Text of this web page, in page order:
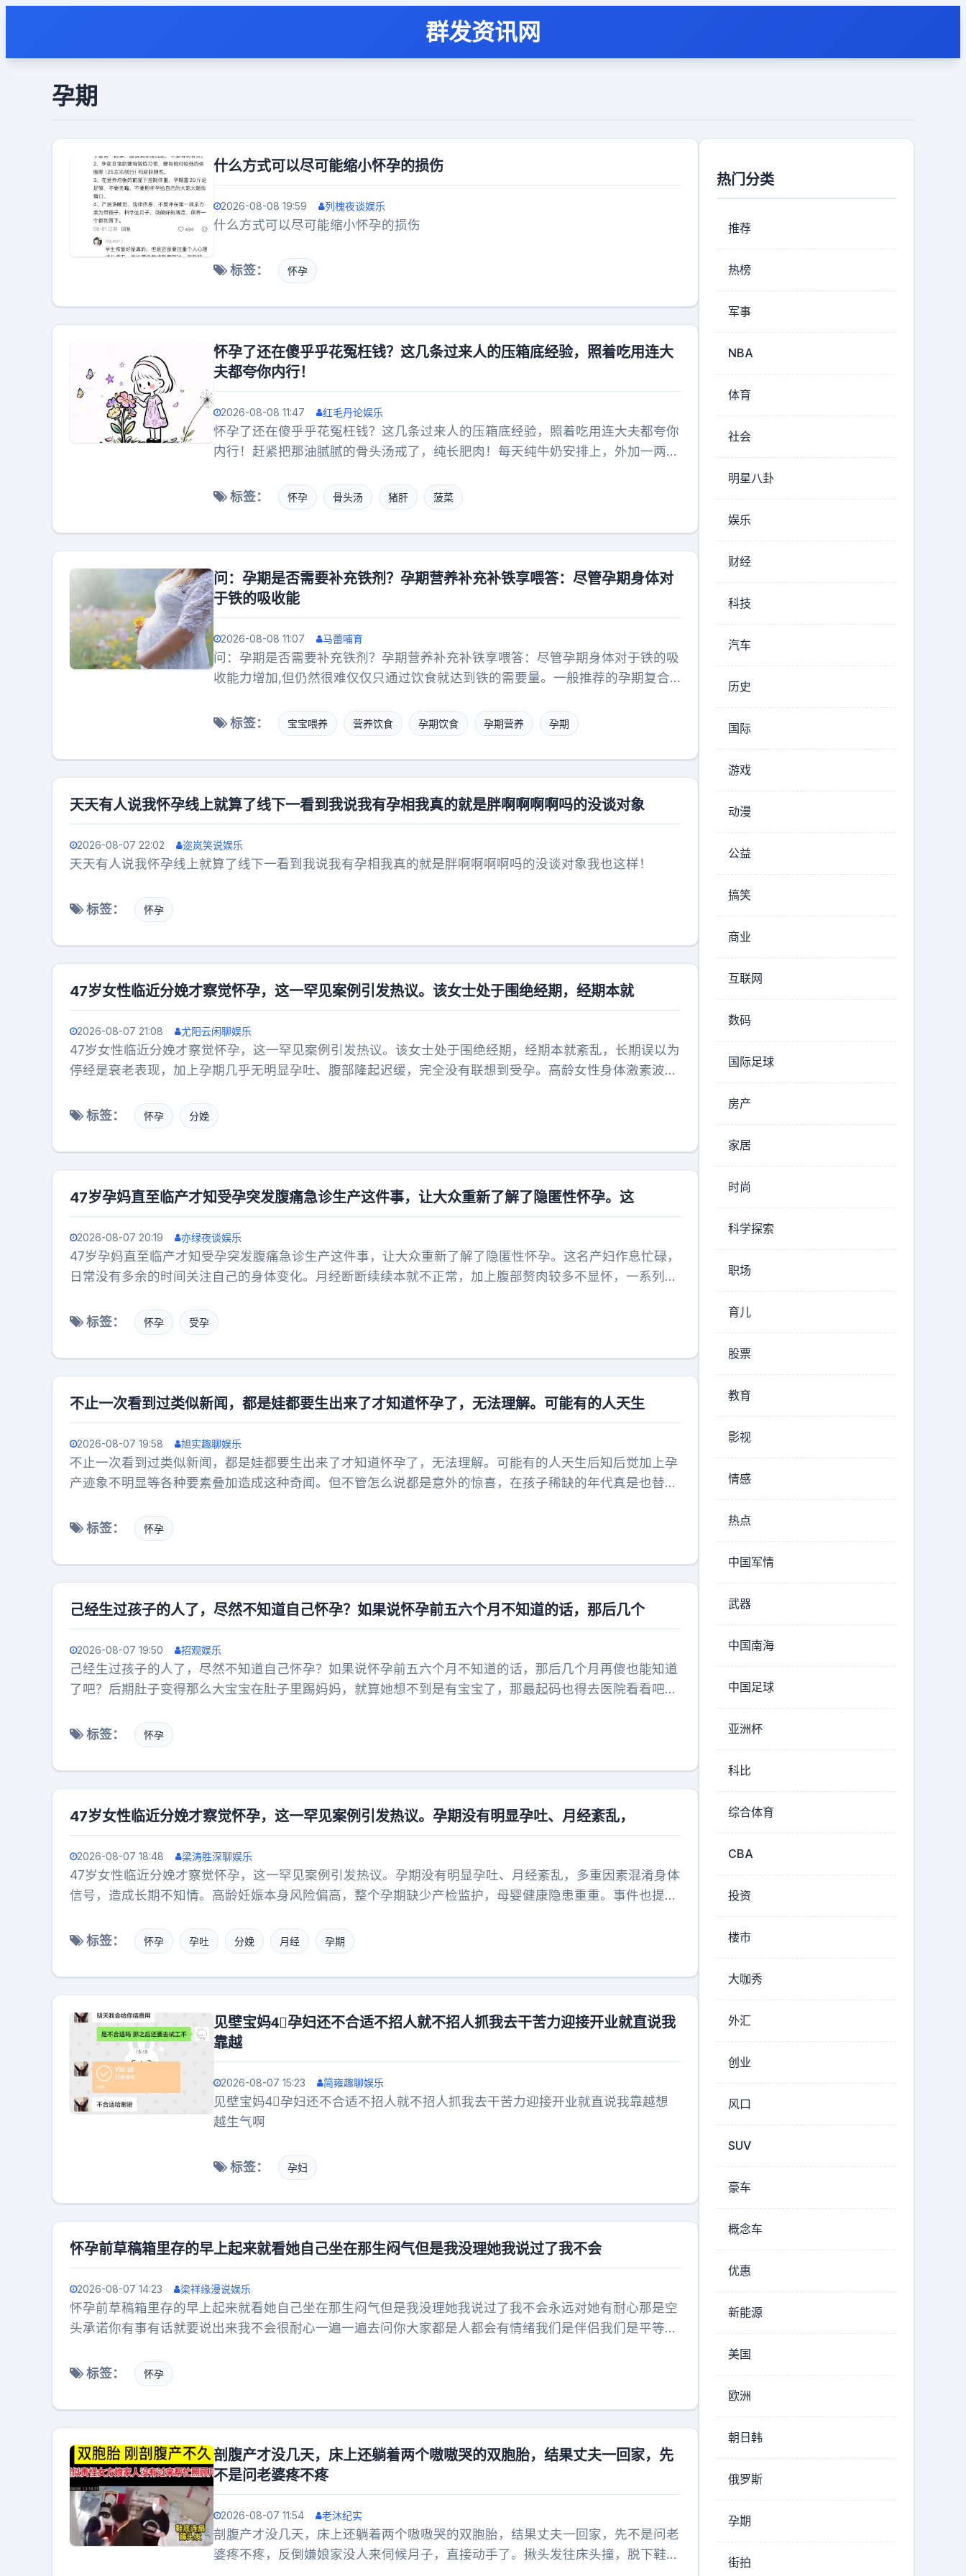
群发资讯网
孕期
什么方式可以尽可能缩小怀孕的损伤
2026-08-08 19:59 列槐夜谈娱乐
什么方式可以尽可能缩小怀孕的损伤
标签： 怀孕
怀孕了还在傻乎乎花冤枉钱？这几条过来人的压箱底经验，照着吃用连大
夫都夸你内行！
2026-08-08 11:47 红毛丹论娱乐
怀孕了还在傻乎乎花冤枉钱？这几条过来人的压箱底经验，照着吃用连大夫都夸你
内行！赶紧把那油腻腻的骨头汤戒了，纯长肥肉！每天纯牛奶安排上，外加一两个
份到了吃法也得变：满三个月把核桃当零食；四个月一到，菠菜猪肝补铁得跟上；
五个月前千万记得把防纹油涂起来！平时嘴馋就啃苹果橙子，嚼点黑芝麻坚果，垃
圾食品绝对别碰。洗澡水温热就行，人挤人的地方少去凑热闹。当妈本来就够辛苦
了，你怀孕那会儿还踩过啥离谱的坑没？
标签： 怀孕 骨头汤 猪肝 菠菜
问：孕期是否需要补充铁剂？孕期营养补充补铁享喂答：尽管孕期身体对
于铁的吸收能
2026-08-08 11:07 马蕾哺育
问：孕期是否需要补充铁剂？孕期营养补充补铁享喂答：尽管孕期身体对于铁的吸
收能力增加,但仍然很难仅仅只通过饮食就达到铁的需要量。一般推荐的孕期复合
补充铁剂了。孕期的目标是一天不要超过45mg铁的摄入，如果过多的铁的摄入，
可能带来很多健康问题，比如妊娠期糖尿病、妊娠期高血压、子痫前期、流产等问
题。
标签： 宝宝喂养 营养饮食 孕期饮食 孕期营养 孕期
天天有人说我怀孕线上就算了线下一看到我说我有孕相我真的就是胖啊啊啊啊吗的没谈对象
2026-08-07 22:02 迩岚笑说娱乐
天天有人说我怀孕线上就算了线下一看到我说我有孕相我真的就是胖啊啊啊啊吗的没谈对象我也这样！
标签： 怀孕
47岁女性临近分娩才察觉怀孕，这一罕见案例引发热议。该女士处于围绝经期，经期本就
2026-08-07 21:08 尤阳云闲聊娱乐
47岁女性临近分娩才察觉怀孕，这一罕见案例引发热议。该女士处于围绝经期，经期本就紊乱，长期误以为
停经是衰老表现，加上孕期几乎无明显孕吐、腹部隆起迟缓，完全没有联想到受孕。高龄女性身体激素波动
性普遍存在认知盲区，默认高龄失去受孕可能，忽视无防护行为的风险；另一方面常规体检缺少针对性孕检
项目，没能及时筛查出妊娠。高龄意外妊娠风险极高，临产才发现大幅提升难产、母体并发症概率。案例也
提醒中年男女，绝经前仍具备生育能力，日常需做好避孕，身体异常及时检查，避免突发妊娠带来健康危
机。
标签： 怀孕 分娩
47岁孕妈直至临产才知受孕突发腹痛急诊生产这件事，让大众重新了解了隐匿性怀孕。这
2026-08-07 20:19 亦绿夜谈娱乐
47岁孕妈直至临产才知受孕突发腹痛急诊生产这件事，让大众重新了解了隐匿性怀孕。这名产妇作息忙碌，
日常没有多余的时间关注自己的身体变化。月经断断续续本就不正常，加上腹部赘肉较多不显怀，一系列巧
利落地。大儿子、大女儿一下子多了一个小妹妹，往后家里又多了一份热闹。
标签： 怀孕 受孕
不止一次看到过类似新闻，都是娃都要生出来了才知道怀孕了，无法理解。可能有的人天生
2026-08-07 19:58 旭实趣聊娱乐
不止一次看到过类似新闻，都是娃都要生出来了才知道怀孕了，无法理解。可能有的人天生后知后觉加上孕
产迹象不明显等各种要素叠加造成这种奇闻。但不管怎么说都是意外的惊喜，在孩子稀缺的年代真是也替人
标签：
怀孕
己经生过孩子的人了，尽然不知道自己怀孕？如果说怀孕前五六个月不知道的话，那后几个
2026-08-07 19:50 招观娱乐
己经生过孩子的人了，尽然不知道自己怀孕？如果说怀孕前五六个月不知道的话，那后几个月再傻也能知道
了吧？后期肚子变得那么大宝宝在肚子里踢妈妈，就算她想不到是有宝宝了，那最起码也得去医院看看吧，
标签：
怀孕
47岁女性临近分娩才察觉怀孕，这一罕见案例引发热议。孕期没有明显孕吐、月经紊乱，
2026-08-07 18:48 梁涛胜深聊娱乐
47岁女性临近分娩才察觉怀孕，这一罕见案例引发热议。孕期没有明显孕吐、月经紊乱，多重因素混淆身体
信号，造成长期不知情。高龄妊娠本身风险偏高，整个孕期缺少产检监护，母婴健康隐患重重。事件也提醒
应当及时检查，重视基础体检，避免错过孕检时机，守护自身健康安全。
标签： 怀孕 孕吐 分娩 月经 孕期
见壁宝妈4⃣️孕妇还不合适不招人就不招人抓我去干苦力迎接开业就直说我
靠越
2026-08-07 15:23 简雍趣聊娱乐
见壁宝妈4⃣️孕妇还不合适不招人就不招人抓我去干苦力迎接开业就直说我靠越想
越生气啊
标签： 孕妇
怀孕前草稿箱里存的早上起来就看她自己坐在那生闷气但是我没理她我说过了我不会
2026-08-07 14:23 梁祥缘漫说娱乐
怀孕前草稿箱里存的早上起来就看她自己坐在那生闷气但是我没理她我说过了我不会永远对她有耐心那是空
头承诺你有事有话就要说出来我不会很耐心一遍一遍去问你大家都是人都会有情绪我们是伴侣我们是平等的
大腿我发现好几次了她完全是无意识的在那掐自己伤害自己我：………（拿过马鞭）过来她：嗯？（萌萌走
过来）我：跪下双手伸出来放在椅子上…手伸直做错什么自己想我会打到你想起来为止她：那我手都要被抽
烂了òᆺó（就这么萌萌的顶嘴）我：那是你的问题从现在开始我打一下能想起来你就说想不起来你就数数错
了打你十下她：……那我的手真要被抽烂了（话是这样说但还是一动没动…）我：也可以抽别的地方她：•͈₃•͈
比如呢我：直起身腿再分开点她：哦…啊！我：比如😊她被我抽了一下腿蜷缩着捂腿我又抽了一下她后背她
疼过以后自己跪好伸出双手放在椅子上低着头其实就是觉得我有孩子以后不会更在意她了…就这点事挨顿
揍…
标签： 怀孕
剖腹产才没几天，床上还躺着两个嗷嗷哭的双胞胎，结果丈夫一回家，先
不是问老婆疼不疼
2026-08-07 11:54 老沐纪实
剖腹产才没几天，床上还躺着两个嗷嗷哭的双胞胎，结果丈夫一回家，先不是问老
婆疼不疼，反倒嫌娘家没人来伺候月子，直接动手了。揪头发往床头撞，脱下鞋子
热门分类
推荐
热榜
军事
NBA
体育
社会
明星八卦
娱乐
财经
科技
汽车
历史
国际
游戏
动漫
公益
搞笑
商业
互联网
数码
国际足球
房产
家居
时尚
科学探索
职场
育儿
股票
教育
影视
情感
热点
中国军情
武器
中国南海
中国足球
亚洲杯
科比
综合体育
CBA
投资
楼市
大咖秀
外汇
创业
风口
SUV
豪车
概念车
优惠
新能源
美国
欧洲
朝日韩
俄罗斯
孕期
街拍